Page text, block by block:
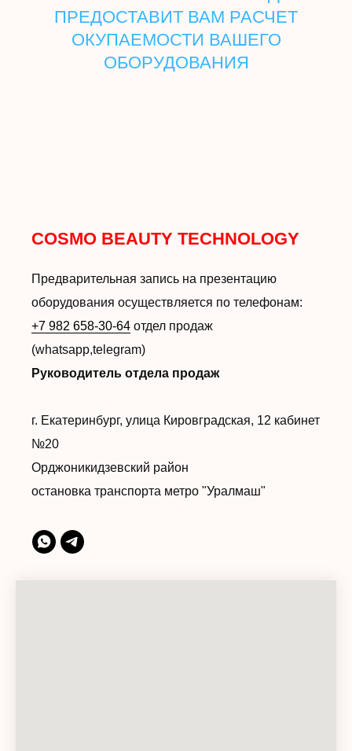
ПРЕДОСТАВИТ ВАМ РАСЧЕТ
ОКУПАЕМОСТИ ВАШЕГО
ОБОРУДОВАНИЯ
COSMO BEAUTY TECHNOLOGY
Предварительная запись на презентацию
оборудования осуществляется по телефонам:
+7 982 658-30-64 отдел продаж
(whatsapp,telegram)
Руководитель отдела продаж
г. Екатеринбург, улица Кировградская, 12 кабинет
№20
Орджоникидзевский район
остановка транспорта метро "Уралмаш"